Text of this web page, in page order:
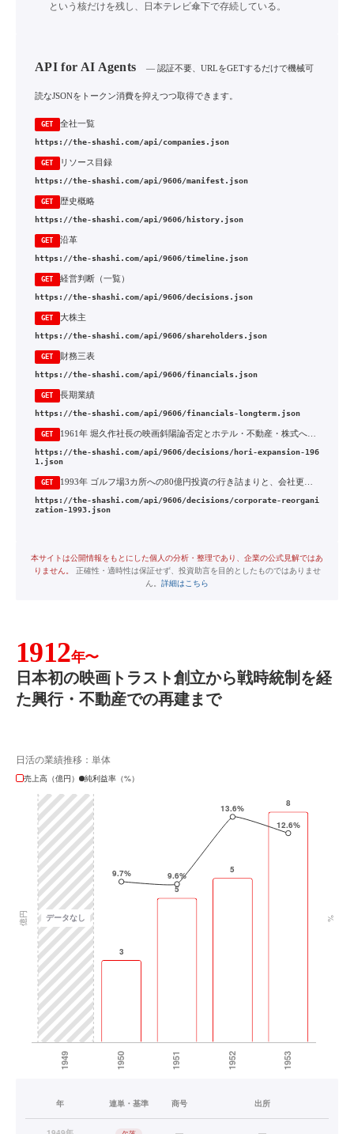
という核だけを残し、日本テレビ傘下で存続している。
API for AI Agents — 認証不要、URLをGETするだけで機械可
読なJSONをトークン消費を抑えつつ取得できます。
GET 全社一覧
https://the-shashi.com/api/companies.json
GET リソース目録
https://the-shashi.com/api/9606/manifest.json
GET 歴史概略
https://the-shashi.com/api/9606/history.json
GET 沿革
https://the-shashi.com/api/9606/timeline.json
GET 経営判断（一覧）
https://the-shashi.com/api/9606/decisions.json
GET 大株主
https://the-shashi.com/api/9606/shareholders.json
GET 財務三表
https://the-shashi.com/api/9606/financials.json
GET 長期業績
https://the-shashi.com/api/9606/financials-longterm.json
GET 1961年 堀久作社長の映画斜陽論否定とホテル・不動産・株式への多角化拡大
https://the-shashi.com/api/9606/decisions/hori-expansion-196
1.json
GET
https://the-shashi.com/api/9606/decisions/corporate-reorgani
zation-1993.json
本サイトは公開情報をもとにした個人の分析・整理であり、企業の公式見解ではあ
りません。
正確性・適時性は保証せず、投資助言を目的としたものではありませ
ん。 詳細はこちら
1912年〜
日本初の映画トラスト創立から戦時統制を経
た興行・不動産での再建まで
日活の業績推移：単体
売上高（億円）
純利益率（%）
年 連単・基準 商号 出所